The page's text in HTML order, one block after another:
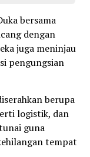
bersama
dengan
juga meninjau
pengungsian
berupa
logistik, dan
guna
tempat